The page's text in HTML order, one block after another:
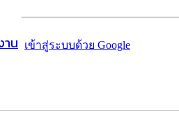
าน เข้าสู่ระบบด้วย Google